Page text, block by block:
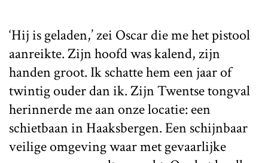
‘Hij is geladen,’ zei Oscar die me het pistool
aanreikte. Zijn hoofd was kalend, zijn
handen groot. Ik schatte hem een jaar of
twintig ouder dan ik. Zijn Twentse tongval
herinnerde me aan onze locatie: een
schietbaan in Haaksbergen. Een schijnbaar
veilige omgeving waar met gevaarlijke